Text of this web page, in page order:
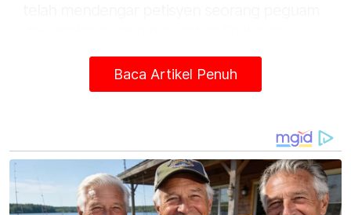
Kanun Jenayah Syariah (I) Kelantan 2019
dalam usaha mengisytiharkan 20 peruntukan
kesalahan dalam enakmen tersebut, terbatal
Baca Artikel Penuh